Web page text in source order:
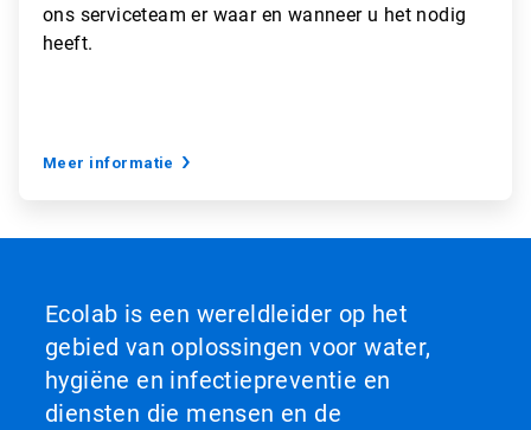
ons serviceteam er waar en wanneer u het nodig
heeft.
Meer informatie
Ecolab is een wereldleider op het
gebied van oplossingen voor water,
hygiëne en infectiepreventie en
diensten die mensen en de